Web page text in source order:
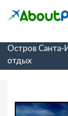
Остров Санта-
отдых